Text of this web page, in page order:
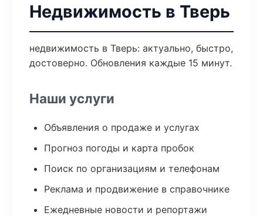
Недвижимость в Тверь
недвижимость в Тверь: актуально, быстро,
достоверно. Обновления каждые 15 минут.
Наши услуги
Объявления о продаже и услугах
Прогноз погоды и карта пробок
Поиск по организациям и телефонам
Реклама и продвижение в справочнике
Ежедневные новости и репортажи